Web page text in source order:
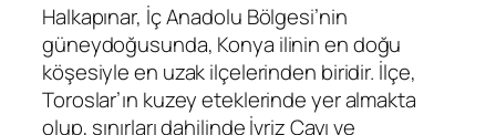
Halkapınar, İç Anadolu Bölgesi’nin
güneydoğusunda, Konya ilinin en doğu
köşesiyle en uzak ilçelerinden biridir. İlçe,
Toroslar’ın kuzey eteklerinde yer almakta
olup, sınırları dahilinde İvriz Çayı ve